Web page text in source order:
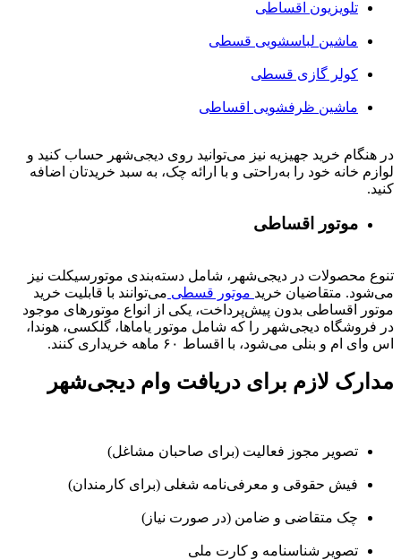
تلویزیون اقساطی
ماشین لباسشویی قسطی
کولر گازی قسطی
ماشین ظرفشویی اقساطی
در هنگام خرید جهیزیه نیز می‌توانید روی دیجی‌شهر حساب کنید و
لوازم خانه خود را به‌راحتی و با ارائه چک، به سبد خریدتان اضافه
کنید.
موتور اقساطی
تنوع محصولات در دیجی‌شهر، شامل دسته‌بندی موتورسیکلت نیز
می‌شود. متقاضیان خرید موتور قسطی می‌توانند با قابلیت خرید
موتور اقساطی بدون پیش‌پرداخت، یکی از انواع موتورهای موجود
در فروشگاه دیجی‌شهر را که شامل موتور یاماها، گلکسی، هوندا،
اس وای ام و بنلی می‌شود، با اقساط ۶۰ ماهه خریداری کنند.
مدارک لازم برای دریافت وام دیجی‌شهر
تصویر مجوز فعالیت (برای صاحبان مشاغل)
فیش حقوقی و معرفی‌نامه شغلی (برای کارمندان)
چک متقاضی و ضامن (در صورت نیاز)
تصویر شناسنامه و کارت ملی